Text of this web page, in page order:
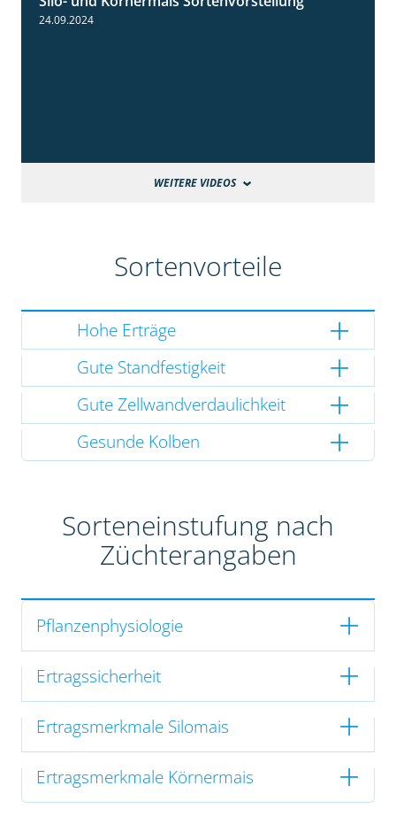
24.09.2024
WEITERE VIDEOS
Sortenvorteile
Hohe Erträge
Gute Standfestigkeit
Gute Zellwandverdaulichkeit
Gesunde Kolben
Sorteneinstufung nach
Züchterangaben
Pflanzenphysiologie
Ertragssicherheit
Ertragsmerkmale Silomais
Ertragsmerkmale Körnermais